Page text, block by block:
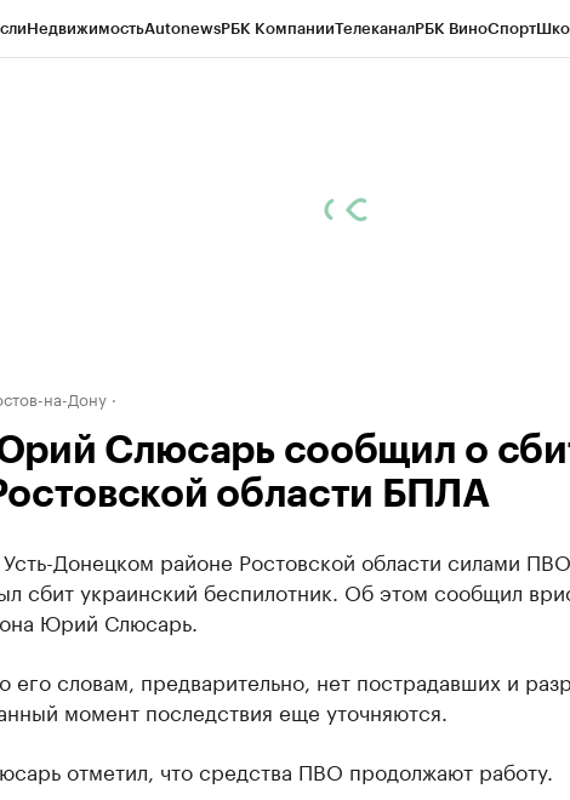
НедвижимостьAutonewsРБК КомпанииТелеканалРБК ВиноСпорт
на-Дону
Слюсарь сообщил о
области БПЛА
Донецком районе Ростовской области силами
сбит украинский беспилотник. Об этом сообщил
Юрий Слюсарь.
его словам, предварительно, нет пострадавших и
момент последствия еще уточняются.
отметил, что средства ПВО продолжают работу.